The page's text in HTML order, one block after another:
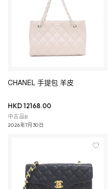
CHANEL 手提包 羊皮
HKD 12168.00
中古品B
2026年7月30日